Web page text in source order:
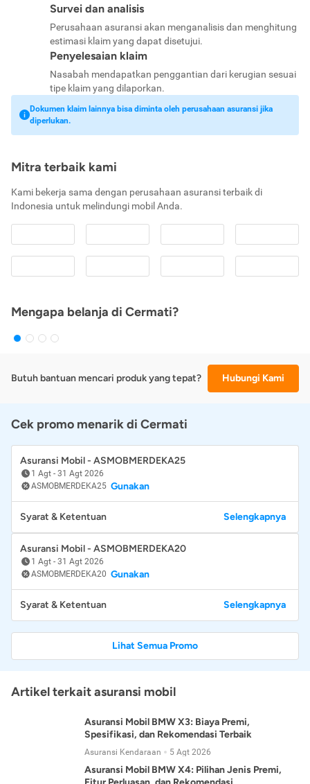
Survei dan analisis
Perusahaan asuransi akan menganalisis dan menghitung
estimasi klaim yang dapat disetujui.
Penyelesaian klaim
Nasabah mendapatkan penggantian dari kerugian sesuai
tipe klaim yang dilaporkan.
Dokumen klaim lainnya bisa diminta oleh perusahaan asuransi jika
diperlukan.
Mitra terbaik kami
Kami bekerja sama dengan perusahaan asuransi terbaik di
Indonesia untuk melindungi mobil Anda.
Mengapa belanja di Cermati?
Butuh bantuan mencari produk yang tepat? Hubungi Kami
Cek promo menarik di Cermati
Asuransi Mobil - ASMOBMERDEKA25
1 Agt - 31 Agt 2026
ASMOBMERDEKA25 Gunakan
Syarat & Ketentuan Selengkapnya
Asuransi Mobil - ASMOBMERDEKA20
1 Agt - 31 Agt 2026
ASMOBMERDEKA20 Gunakan
Syarat & Ketentuan Selengkapnya
Lihat Semua Promo
Artikel terkait asuransi mobil
Asuransi Mobil BMW X3: Biaya Premi,
Spesifikasi, dan Rekomendasi Terbaik
Asuransi Kendaraan 5 Agt 2026
Asuransi Mobil BMW X4: Pilihan Jenis Premi,